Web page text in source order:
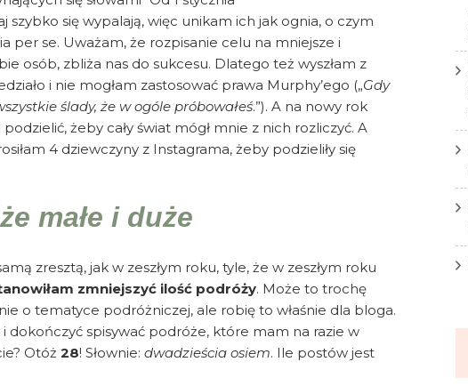
według
dziewczyn
z
Instagrama
szybko się wypalają, więc unikam ich jak ognia, o czym
per se. Uważam, że rozpisanie celu na mniejsze i
osób, zbliża nas do sukcesu. Dlatego też wyszłam z
i nie mogłam zastosować prawa Murphy’ego („Gdy
ślady, że w ogóle próbowałeś.”). A na nowy rok
żeby cały świat mógł mnie z nich rozliczyć. A
4 dziewczyny z Instagrama, żeby podzieliły się
małe i duże
zresztą, jak w zeszłym roku, tyle, że w zeszłym roku
zmniejszyć ilość podróży. Może to trochę
o tematyce podróżniczej, ale robię to właśnie dla bloga.
dokończyć spisywać podróże, które mam na razie w
Otóż 28! Słownie: dwadzieścia osiem. Ile postów jest